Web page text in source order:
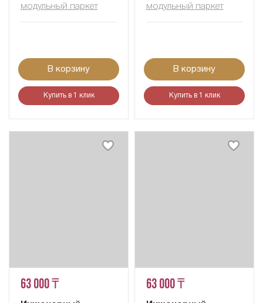
модульный паркет
В корзину
Купить в 1 клик
модульный паркет
В корзину
Купить в 1 клик
63 000 ₸ 63 000 ₸